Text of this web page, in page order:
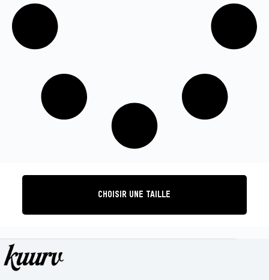
CHOISIR UNE TAILLE